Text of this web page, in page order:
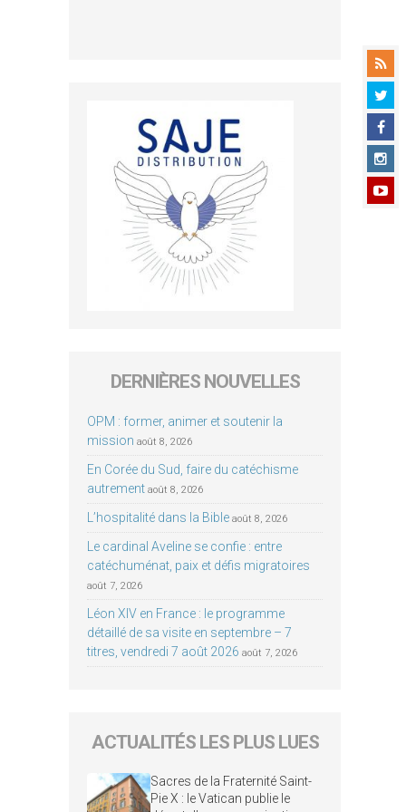
DERNIÈRES NOUVELLES
OPM : former, animer et soutenir la
mission août 8, 2026
En Corée du Sud, faire du catéchisme
autrement août 8, 2026
L’hospitalité dans la Bible août 8, 2026
Le cardinal Aveline se confie : entre
catéchuménat, paix et défis migratoires
août 7, 2026
Léon XIV en France : le programme
détaillé de sa visite en septembre – 7
titres, vendredi 7 août 2026 août 7, 2026
ACTUALITÉS LES PLUS LUES
Sacres de la Fraternité Saint-
Pie X : le Vatican publie le